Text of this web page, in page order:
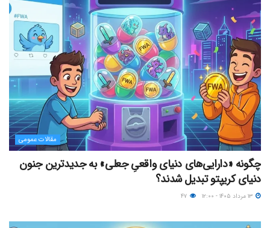
مقالات عمومی
چگونه «دارایی‌های دنیای واقعیِ جعلی» به جدیدترین جنون
دنیای کریپتو تبدیل شدند؟